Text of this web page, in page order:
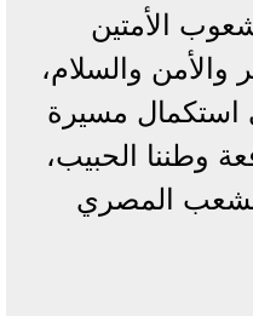
الأمتين
والأمن والسلام،
استكمال مسيرة
وطننا الحبيب،
المصري